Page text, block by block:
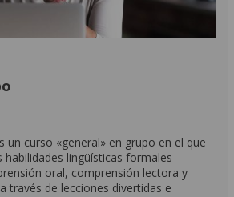
un curso «general» en grupo en el que
habilidades lingüísticas formales —
oral, comprensión lectora y
través de lecciones divertidas e